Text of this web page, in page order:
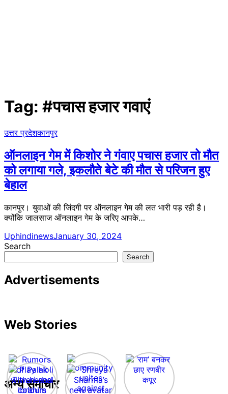
Tag: #पचास हजार गवाएं
उत्तर प्रदेश​कानपुर
ऑनलाइन गेम में किशोर ने गंवाए पचास हजार तो मौत
को लगाया गले, इकलौते बेटे की मौत से परिजन हुए
बेहाल
कानपुर। युवाओं की जिंदगी पर ऑनलाइन गेम की लत भारी पड़ रही है।
क्योंकि जालसाज ऑनलाइन गेम के जरिए आपके…
UphindinewsJanuary 30, 2024
Search
Search
Advertisements
Web Stories
अन्य समाचार